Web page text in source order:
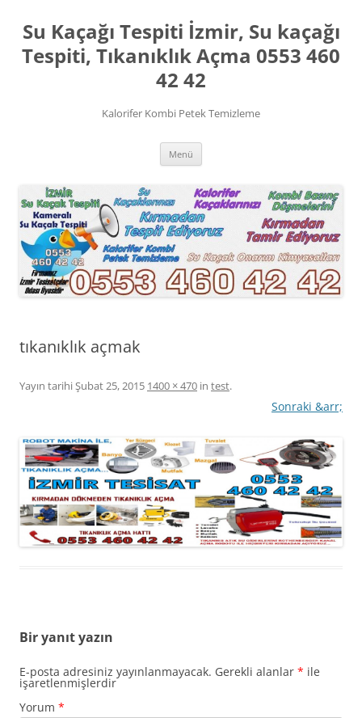
Su Kaçağı Tespiti İzmir, Su kaçağı
Tespiti, Tıkanıklık Açma 0553 460
42 42
Kalorifer Kombi Petek Temizleme
Menü
tıkanıklık açmak
Yayın tarihiŞubat 25, 2015 1400 × 470 in test.
Sonraki &arr;
Bir yanıt yazın
E-posta adresiniz yayınlanmayacak. Gerekli alanlar * ile
işaretlenmişlerdir
Yorum *